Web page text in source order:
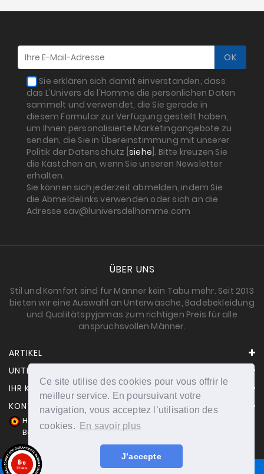
Ce site utilise des cookies pour vous offrir le
meilleur service. En poursuivant votre
navigation, vous acceptez l’utilisation des
cookies.
En savoir plus
J’accepte
Sie erklären sich damit einverstanden, dass
das L'Univers de l'Homme die persönlichen Daten
sammelt und verwendet, die Sie gerade in
diesem Formular zur Verfügung gestellt haben,
um Ihnen personalisierte Marketingangebote zu
senden, die Sie in Übereinstimmung mit unserer
Politik der Datenschutz [ siehe ]. Bitte kreuzen Sie
die Kästchen an, wenn Sie unseren Newsletter
erhalten.
Sie können sich jederzeit abmelden, indem Sie
die Abmeldelinks verwenden oder sich an die
Adresse sav@luniversdelhomme.com
ÜBER UNS
Stil und Komfort sind für Männer kein Tabu mehr. Seit 2013
bieten wir eine Auswahl an Unterwäsche, Badebekleidung
und Qualitätspyjamas zum richtigen Preis für alle
anspruchsvollen Männer.
ARTIKEL
UNTERNEHMEN
IHR KONTO
KONTAKT
Händler zugelassen von Gesellschaft für Garantierte
Bewertungen, Klicken Sie hier.
8/10
23 Noten